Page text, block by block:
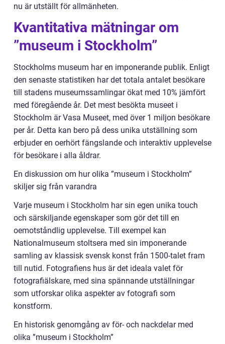
nu är utställt för allmänheten.
Kvantitativa mätningar om
”museum i Stockholm”
Stockholms museum har en imponerande publik. Enligt
den senaste statistiken har det totala antalet besökare
till stadens museumssamlingar ökat med 10% jämfört
med föregående år. Det mest besökta museet i
Stockholm är Vasa Museet, med över 1 miljon besökare
per år. Detta kan bero på dess unika utställning som
erbjuder en oerhört fängslande och interaktiv upplevelse
för besökare i alla åldrar.
En diskussion om hur olika ”museum i Stockholm”
skiljer sig från varandra
Varje museum i Stockholm har sin egen unika touch
och särskiljande egenskaper som gör det till en
oemotståndlig upplevelse. Till exempel kan
Nationalmuseum stoltsera med sin imponerande
samling av klassisk svensk konst från 1500-talet fram
till nutid. Fotografiens hus är det ideala valet för
fotografiälskare, med sina spännande utställningar
som utforskar olika aspekter av fotografi som
konstform.
En historisk genomgång av för- och nackdelar med
olika ”museum i Stockholm”